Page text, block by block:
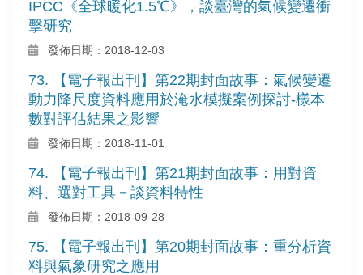
IPCC《全球暖化1.5℃》，談臺灣的氣候變遷衝
擊研究
發佈日期：2018-12-03
73. 【電子報出刊】第22期封面故事：氣候變遷
動力降尺度資料應用於淹水模擬案例探討-樣本
數對評估結果之影響
發佈日期：2018-11-01
74. 【電子報出刊】第21期封面故事：用對資
料、選對工具－談資料特性
發佈日期：2018-09-28
75. 【電子報出刊】第20期封面故事：重分析資
料與氣象研究之應用